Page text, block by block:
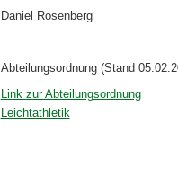
Daniel Rosenberg
Abteilungsordnung (Stand
Link zur Abteilungsordnung
Leichtathletik